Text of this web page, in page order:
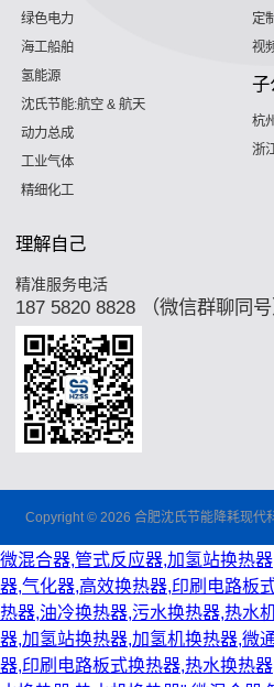
绿色电力
海工船舶
氢能源
沈氏节能:航空 & 航天
动力总成
工业气体
精细化工
定
视
子
杭
浙
理解自己
精准服务电活
187 5820 8828 （微信群聊同号
Copyright © 2026 合肥沈氏节能降耗现代
微混合器,管式反应器,加氢站换热
器,气化器,高效换热器,印刷电路板
热器,油冷换热器,污水换热器,热水
器,加氢站换热器,加氢机换热器,微
器,印刷电路板式换热器,热水换热